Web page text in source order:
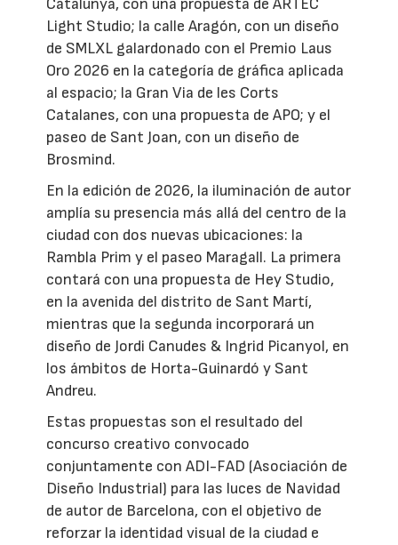
Catalunya, con una propuesta de ARTEC
Light Studio; la calle Aragón, con un diseño
de SMLXL galardonado con el Premio Laus
Oro 2026 en la categoría de gráfica aplicada
al espacio; la Gran Via de les Corts
Catalanes, con una propuesta de APO; y el
paseo de Sant Joan, con un diseño de
Brosmind.
En la edición de 2026, la iluminación de autor
amplía su presencia más allá del centro de la
ciudad con dos nuevas ubicaciones: la
Rambla Prim y el paseo Maragall. La primera
contará con una propuesta de Hey Studio,
en la avenida del distrito de Sant Martí,
mientras que la segunda incorporará un
diseño de Jordi Canudes & Ingrid Picanyol, en
los ámbitos de Horta-Guinardó y Sant
Andreu.
Estas propuestas son el resultado del
concurso creativo convocado
conjuntamente con ADI-FAD (Asociación de
Diseño Industrial) para las luces de Navidad
de autor de Barcelona, con el objetivo de
reforzar la identidad visual de la ciudad e